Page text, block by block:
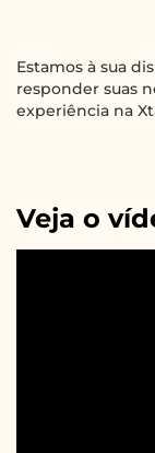
Estamos à sua
responder suas
experiência na
Veja o